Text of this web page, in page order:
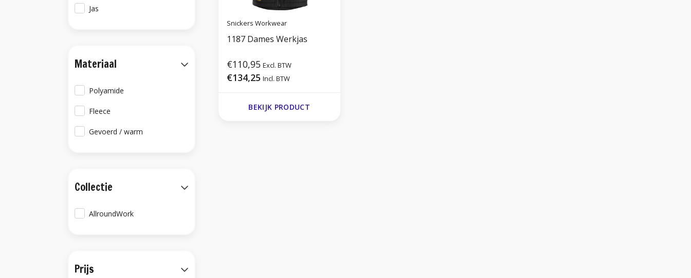
Snickers Workwear
1187 Dames Werkjas
€110,95 Excl. BTW
€134,25 Incl. BTW
BEKIJK PRODUCT
Jas
Materiaal
Polyamide
Fleece
Gevoerd / warm
Collectie
AllroundWork
Prijs